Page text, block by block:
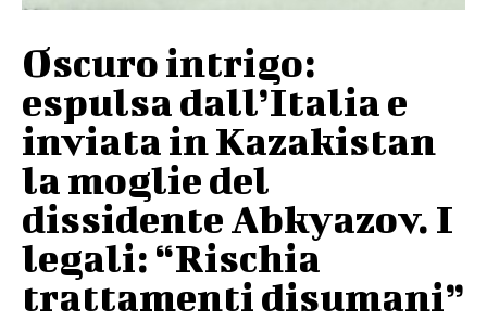
Oscuro intrigo:
espulsa dall’Italia e
inviata in Kazakistan
la moglie del
dissidente Abkyazov. I
legali: “Rischia
trattamenti disumani”